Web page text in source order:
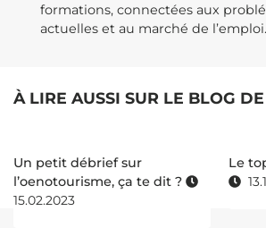
formations, connectées aux
actuelles et au marché de l’emploi.
À LIRE AUSSI SUR LE BLOG
Un petit débrief sur
l’oenotourisme, ça te dit ?
15.02.2023
Le